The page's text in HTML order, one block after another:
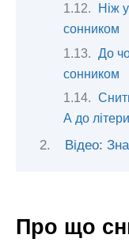
Ніж
сонником
До
сонником
А до
Відео:
Про що